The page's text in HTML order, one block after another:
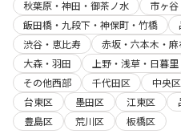
秋葉原・神田・御茶ノ水
市ヶ
飯田橋・九段下・神保町・竹橋
渋谷・恵比寿
赤坂・六本木・麻
大森・羽田
上野・浅草・日暮里
その他西部
千代田区 中央区
台東区
墨田区 江東区
豊島区
荒川区
板橋区